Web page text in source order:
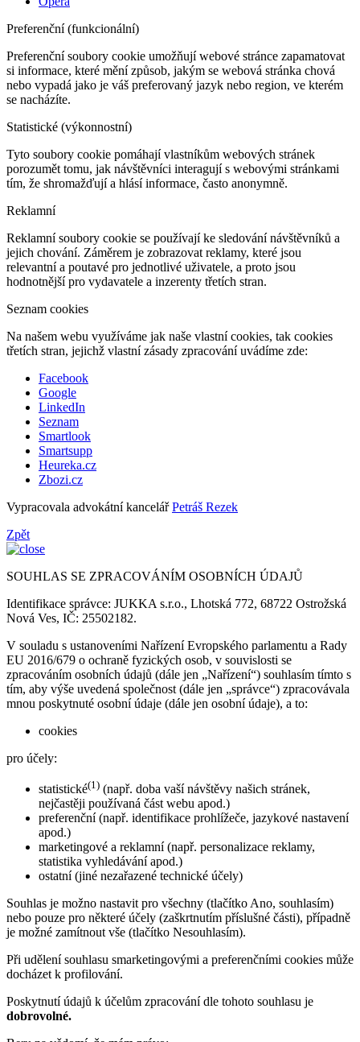
Preferenční (funkcionální)
Preferenční soubory cookie umožňují webové stránce zapamatovat
si informace, které mění způsob, jakým se webová stránka chová
nebo vypadá jako je váš preferovaný jazyk nebo region, ve kterém
se nacházíte.
Statistické (výkonnostní)
Tyto soubory cookie pomáhají vlastníkům webových stránek
porozumět tomu, jak návštěvníci interagují s webovými stránkami
tím, že shromažďují a hlásí informace, často anonymně.
Reklamní
Reklamní soubory cookie se používají ke sledování návštěvníků a
jejich chování. Záměrem je zobrazovat reklamy, které jsou
relevantní a poutavé pro jednotlivé uživatele, a proto jsou
hodnotnější pro vydavatele a inzerenty třetích stran.
Seznam cookies
Na našem webu využíváme jak naše vlastní cookies, tak cookies
třetích stran, jejichž vlastní zásady zpracování uvádíme zde:
Facebook
Google
LinkedIn
Seznam
Smartlook
Smartsupp
Heureka.cz
Zbozi.cz
Vypracovala advokátní kancelářPetráš Rezek
Zpět
SOUHLAS SE ZPRACOVÁNÍM OSOBNÍCH ÚDAJŮ
Identifikace správce: JUKKA s.r.o., Lhotská 772, 68722 Ostrožská
Nová Ves, IČ: 25502182.
V souladu s ustanoveními Nařízení Evropského parlamentu a Rady
EU 2016/679 o ochraně fyzických osob, v souvislosti se
zpracováním osobních údajů (dále jen „Nařízení“) souhlasím tímto s
tím, aby výše uvedená společnost (dále jen „správce“) zpracovávala
mnou poskytnuté osobní údaje (dále jen osobní údaje), a to:
cookies
pro účely:
statistické(1) (např. doba vaší návštěvy našich stránek,
nejčastěji používaná část webu apod.)
preferenční (např. identifikace prohlížeče, jazykové nastavení
apod.)
marketingové a reklamní (např. personalizace reklamy,
statistika vyhledávání apod.)
ostatní (jiné nezařazené technické účely)
Souhlas je možno nastavit pro všechny (tlačítko Ano, souhlasím)
nebo pouze pro některé účely (zaškrtnutím příslušné části), případně
je možné zamítnout vše (tlačítko Nesouhlasím).
Při udělení souhlasu smarketingovými a preferenčními cookies může
docházet k profilování.
Poskytnutí údajů k účelům zpracování dle tohoto souhlasu je
dobrovolné.